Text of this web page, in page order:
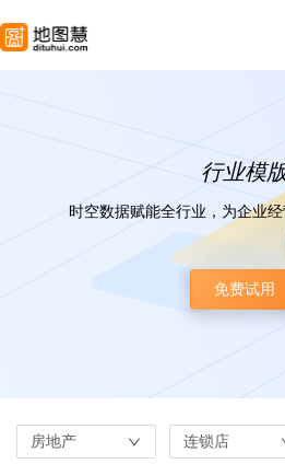
行业模
时空数据赋能全行业，为企业
免费试用
房地产 连锁店